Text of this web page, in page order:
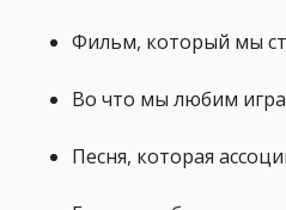
Фильм, который мы
Во что мы любим
Песня, которая